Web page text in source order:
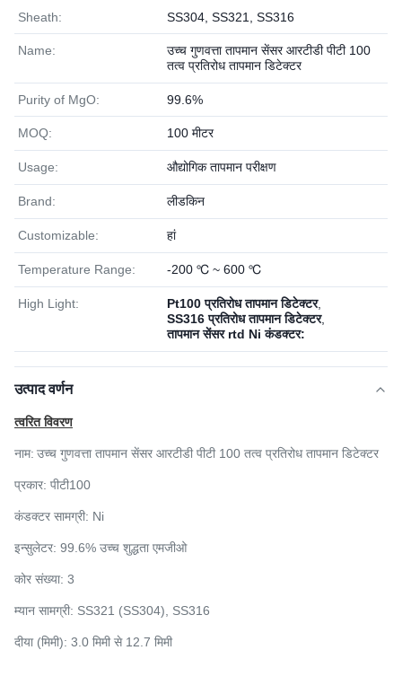
Sheath: SS304, SS321, SS316
Name:
उच्च गुणवत्ता तापमान सेंसर आरटीडी पीटी 100
तत्व प्रतिरोध तापमान डिटेक्टर
Purity of MgO: 99.6%
MOQ: 100 मीटर
Usage: औद्योगिक तापमान परीक्षण
Brand: लीडकिन
Customizable: हां
Temperature Range: -200 ℃ ~ 600 ℃
High Light: Pt100 प्रतिरोध तापमान डिटेक्टर,
SS316 प्रतिरोध तापमान डिटेक्टर,
तापमान सेंसर rtd Ni कंडक्टर:
उत्पाद वर्णन
त्वरित विवरण
नाम: उच्च गुणवत्ता तापमान सेंसर आरटीडी पीटी 100 तत्व प्रतिरोध तापमान डिटेक्टर
प्रकार: पीटी100
कंडक्टर सामग्री: Ni
इन्सुलेटर: 99.6% उच्च शुद्धता एमजीओ
कोर संख्या: 3
म्यान सामग्री: SS321 (SS304), SS316
दीया (मिमी): 3.0 मिमी से 12.7 मिमी